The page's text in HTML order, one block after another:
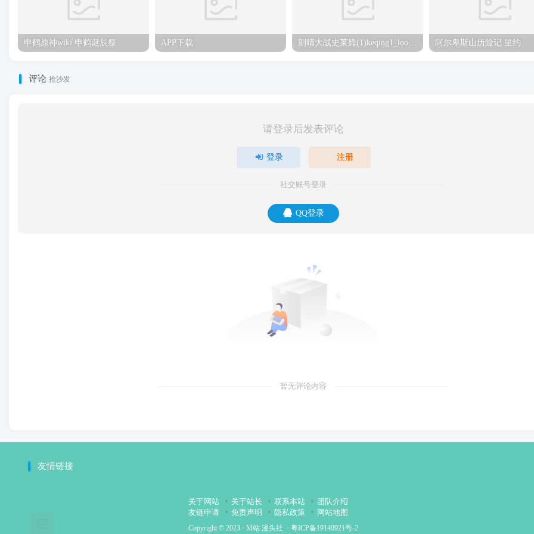
申鹤原神wiki 申鹤诞辰祭 APP下载 刻晴大战史莱姆(1)keqing1_loop_s_1080(2) 刻晴 阿尔卑斯山历险记 里约
评论 抢沙发
请登录后发表评论
登录 注册
社交账号登录
QQ登录
暂无评论内容
友情链接
关于网站 关于站长 联系本站
团队介绍
友链申请
免责声明 隐私政策 网站地图
Copyright © 2023 · M站 漫头社 · 粤ICP备19140921号-2